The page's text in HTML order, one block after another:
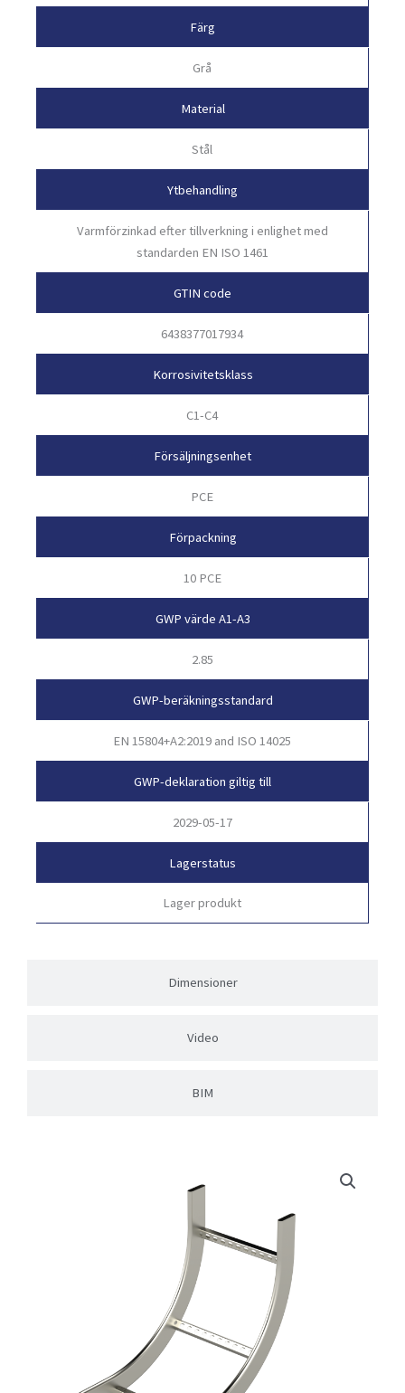
Dimensioner
Video
BIM
Färg
Grå
Material
Stål
Ytbehandling
Varmförzinkad efter tillverkning i enlighet med
standarden EN ISO 1461
GTIN code
6438377017934
Korrosivitetsklass
C1-C4
Försäljningsenhet
PCE
Förpackning
10 PCE
GWP värde A1-A3
2.85
GWP-beräkningsstandard
EN 15804+A2:2019 and ISO 14025
GWP-deklaration giltig till
2029-05-17
Lagerstatus
Lager produkt